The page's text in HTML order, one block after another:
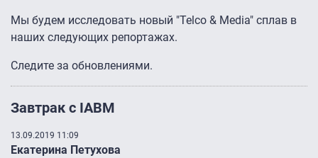
Мы будем исследовать новый "Telco & Media" сплав в
наших следующих репортажах.
Следите за обновлениями.
Завтрак с IABM
13.09.2019 11:09
Екатерина Петухова